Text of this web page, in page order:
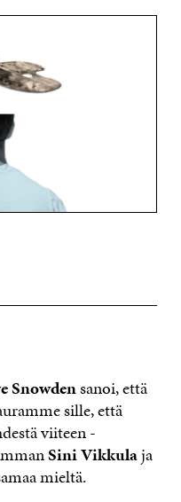
Snowdensanoi, että
sille, että
viiteen -
Sini Vikkulaja
mieltä.